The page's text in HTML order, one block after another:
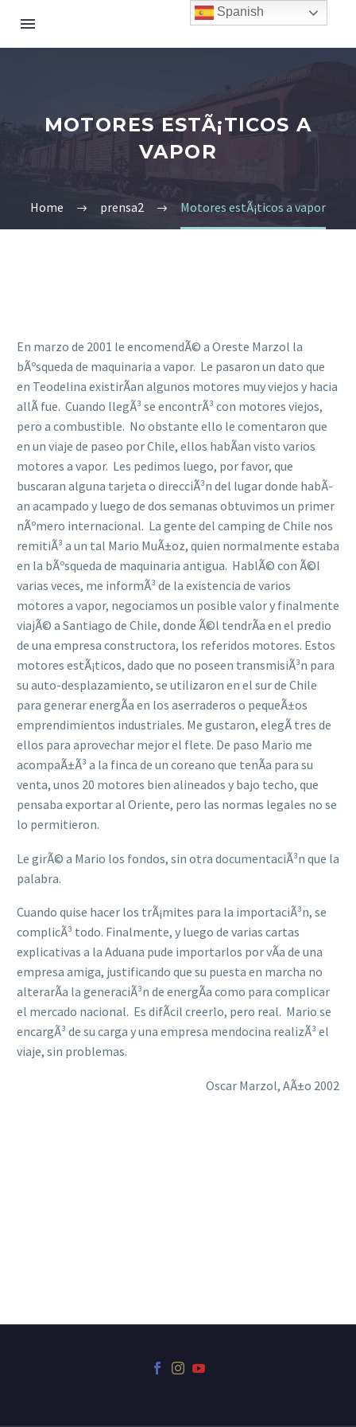
MOTORES ESTÃ¡TICOS A
VAPOR
Home prensa2 Motores estÃ¡ticos a vapor
En marzo de 2001 le encomendÃ© a Oreste Marzol la
bÃºsqueda de maquinaria a vapor. Le pasaron un dato que
en Teodelina existirÃ­an algunos motores muy viejos y hacia
allÃ­ fue. Cuando llegÃ³ se encontrÃ³ con motores viejos,
pero a combustible. No obstante ello le comentaron que
en un viaje de paseo por Chile, ellos habÃ­an visto varios
motores a vapor. Les pedimos luego, por favor, que
buscaran alguna tarjeta o direcciÃ³n del lugar donde habÃ­
an acampado y luego de dos semanas obtuvimos un primer
nÃºmero internacional. La gente del camping de Chile nos
remitiÃ³ a un tal Mario MuÃ±oz, quien normalmente estaba
en la bÃºsqueda de maquinaria antigua. HablÃ© con Ã©l
varias veces, me informÃ³ de la existencia de varios
motores a vapor, negociamos un posible valor y finalmente
viajÃ© a Santiago de Chile, donde Ã©l tendrÃ­a en el predio
de una empresa constructora, los referidos motores. Estos
motores estÃ¡ticos, dado que no poseen transmisiÃ³n para
su auto-desplazamiento, se utilizaron en el sur de Chile
para generar energÃ­a en los aserraderos o pequeÃ±os
emprendimientos industriales. Me gustaron, elegÃ­ tres de
ellos para aprovechar mejor el flete. De paso Mario me
acompaÃ±Ã³ a la finca de un coreano que tenÃ­a para su
venta, unos 20 motores bien alineados y bajo techo, que
pensaba exportar al Oriente, pero las normas legales no se
lo permitieron.
Le girÃ© a Mario los fondos, sin otra documentaciÃ³n que la
palabra.
Cuando quise hacer los trÃ¡mites para la importaciÃ³n, se
complicÃ³ todo. Finalmente, y luego de varias cartas
explicativas a la Aduana pude importarlos por vÃ­a de una
empresa amiga, justificando que su puesta en marcha no
alterarÃ­a la generaciÃ³n de energÃ­a como para complicar
el mercado nacional. Es difÃ­cil creerlo, pero real. Mario se
encargÃ³ de su carga y una empresa mendocina realizÃ³ el
viaje, sin problemas.
Oscar Marzol, AÃ±o 2002
Spanish